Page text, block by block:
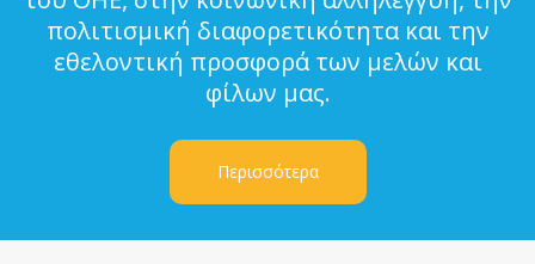
πολιτισμική διαφορετικότητα και την
εθελοντική προσφορά των μελών και
φίλων μας.
Περισσότερα